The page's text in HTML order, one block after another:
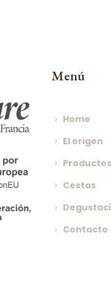
Menú
Home
El origen
Productos
Cestas
Contacto